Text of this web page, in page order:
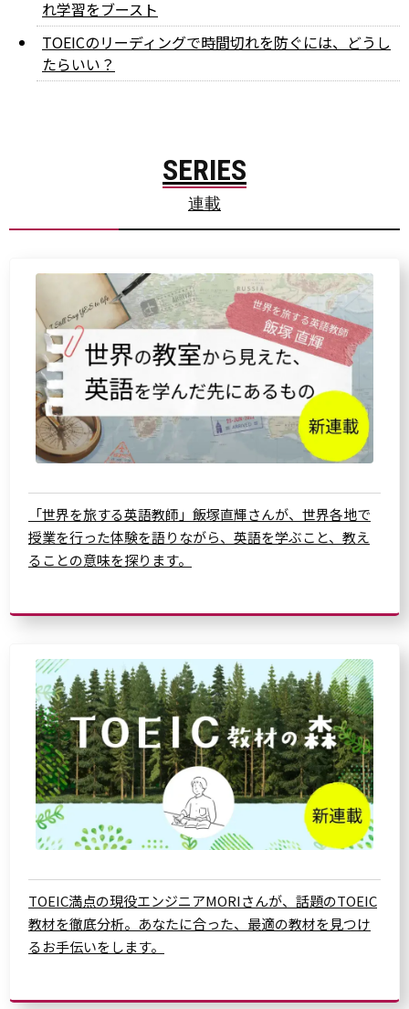
れ学習をブースト
TOEICのリーディングで時間切れを防ぐには、どうし
たらいい？
SERIES
連載
「世界を旅する英語教師」飯塚直輝さんが、世界各地で
授業を行った体験を語りながら、英語を学ぶこと、教え
ることの意味を探ります。
TOEIC満点の現役エンジニアMORIさんが、話題のTOEIC
教材を徹底分析。あなたに合った、最適の教材を見つけ
るお手伝いをします。